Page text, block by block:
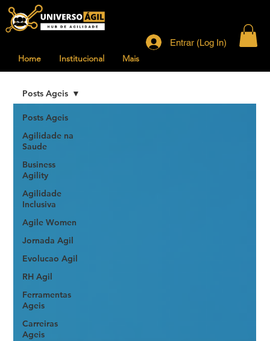
Home Institucional Mais
Entrar (Log In)
Posts Ageis
Agilidade na
Saude
Business
Agility
Agilidade
Inclusiva
Agile Women
Jornada Agil
Evolucao Agil
RH Agil
Ferramentas
Ageis
Carreiras
Ageis
Posts Ageis